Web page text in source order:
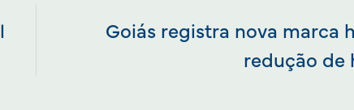
Goiás registra nova marca
redução de